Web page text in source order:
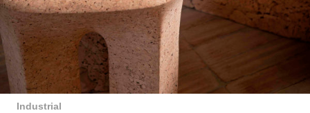
Industrial